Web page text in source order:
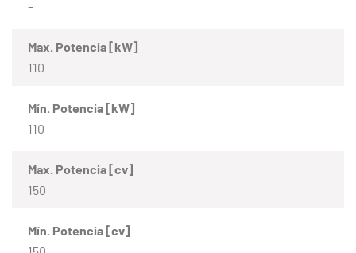
–
Max. Potencia [kW]
110
Mín. Potencia [kW]
110
Max. Potencia [cv]
150
Mín. Potencia [cv]